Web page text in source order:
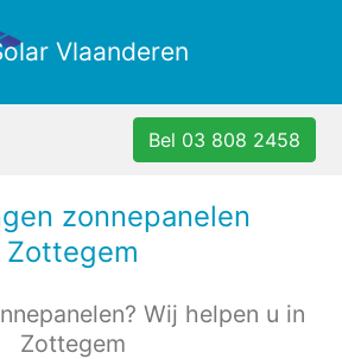
Vlaanderen
Bel 03 808 2458
zonnepanelen
Zottegem
Wij helpen u in
Zottegem